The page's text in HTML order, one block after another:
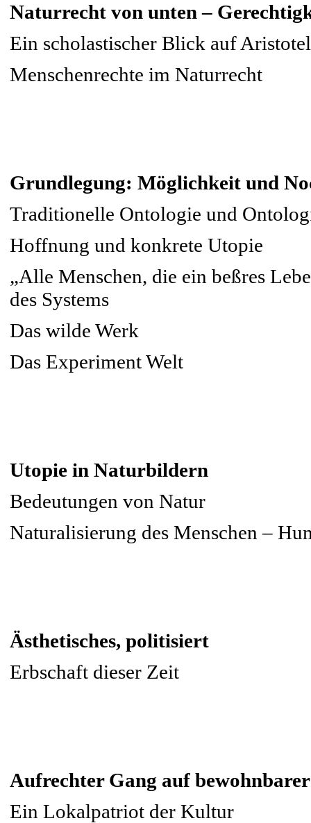
Naturrecht von unten –
Ein scholastischer Blick auf
Menschenrechte im Naturrecht
Grundlegung: Möglichkeit und
Traditionelle Ontologie und
Hoffnung und konkrete Utopie
„Alle Menschen, die ein beßres
des Systems
Das wilde Werk
Das Experiment Welt
Utopie in Naturbildern
Bedeutungen von Natur
Naturalisierung des Menschen –
Ästhetisches, politisiert
Erbschaft dieser Zeit
Aufrechter Gang auf
Ein Lokalpatriot der Kultur